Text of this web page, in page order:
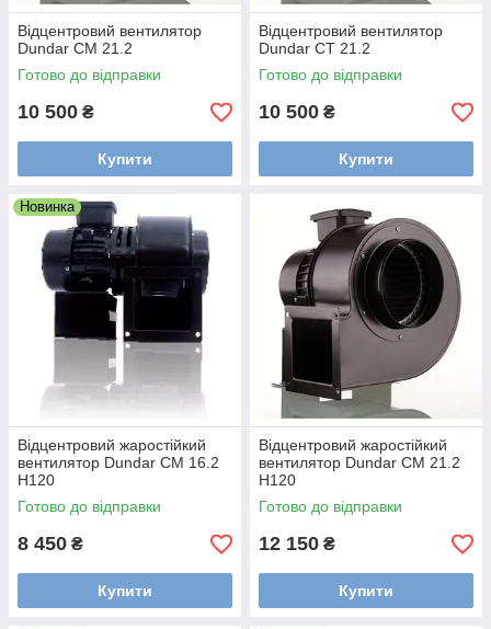
Відцентровий вентилятор
Dundar CM 21.2
Готово до відправки
10 500 ₴
Купити
Відцентровий вентилятор
Dundar CT 21.2
Готово до відправки
10 500 ₴
Купити
Новинка
Відцентровий жаростійкий
вентилятор Dundar CM 16.2
H120
Готово до відправки
8 450 ₴
Купити
Відцентровий жаростійкий
вентилятор Dundar CM 21.2
H120
Готово до відправки
12 150 ₴
Купити